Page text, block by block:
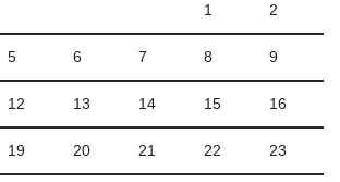
1 2
5 6 7 8 9
12 13 14 15 16
19 20 21 22 23